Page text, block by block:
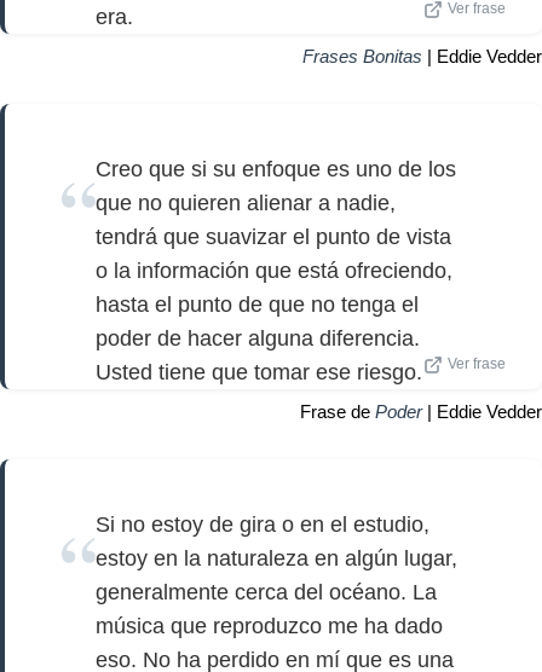
era.
Ver frase
Frases Bonitas | Eddie Vedder
Creo que si su enfoque es uno de los
que no quieren alienar a nadie,
tendrá que suavizar el punto de vista
o la información que está ofreciendo,
hasta el punto de que no tenga el
poder de hacer alguna diferencia.
Usted tiene que tomar ese riesgo.
Ver frase
Frase de Poder| Eddie Vedder
Si no estoy de gira o en el estudio,
estoy en la naturaleza en algún lugar,
generalmente cerca del océano. La
música que reproduzco me ha dado
eso. No ha perdido en mí que es una